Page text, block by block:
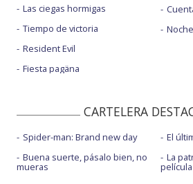
Las ciegas hormigas
Tiempo de victoria
Resident Evil
Fiesta pagäna
CARTELERA
Spider-man: Brand new day
Buena suerte, pásalo bien, no
mueras
El
La
película